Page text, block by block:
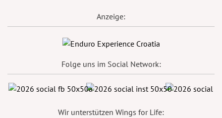
Anzeige:
Folge uns im Social Network:
Wir unterstützen Wings for Life: